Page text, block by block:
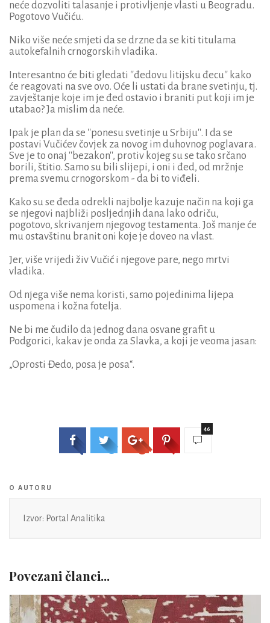
neće dozvoliti talasanje i protivljenje vlasti u Beogradu.
Pogotovo Vučiću.
Niko više neće smjeti da se drzne da se kiti titulama
autokefalnih crnogorskih vladika.
Interesantno će biti gledati ''đedovu litijsku đecu'' kako
će reagovati na sve ovo. Oće li ustati da brane svetinju, tj.
zavještanje koje im je đed ostavio i braniti put koji im je
utabao? Ja mislim da neće.
Ipak je plan da se ''ponesu svetinje u Srbiju''. I da se
postavi Vučićev čovjek za novog im duhovnog poglavara.
Sve je to onaj ''bezakon'', protiv kojeg su se tako srčano
borili, štitio. Samo su bili slijepi, i oni i đed, od mržnje
prema svemu crnogorskom - da bi to viđeli.
Kako su se đeda odrekli najbolje kazuje način na koji ga
se njegovi najbliži posljednjih dana lako odriču,
pogotovo, skrivanjem njegovog testamenta. Još manje će
mu ostavštinu branit oni koje je doveo na vlast.
Jer, više vrijedi živ Vučić i njegove pare, nego mrtvi
vladika.
Od njega više nema koristi, samo pojedinima lijepa
uspomena i kožna fotelja.
Ne bi me čudilo da jednog dana osvane grafit u
Podgorici, kakav je onda za Slavka, a koji je veoma jasan:
„Oprosti Đedo, posa je posa“.
46
O AUTORU
Izvor: Portal Analitika
Povezani članci...